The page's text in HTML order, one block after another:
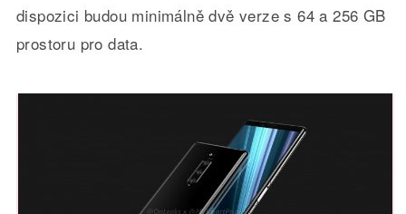
dispozici budou minimálně dvě verze s 64 a 256 GB
prostoru pro data.